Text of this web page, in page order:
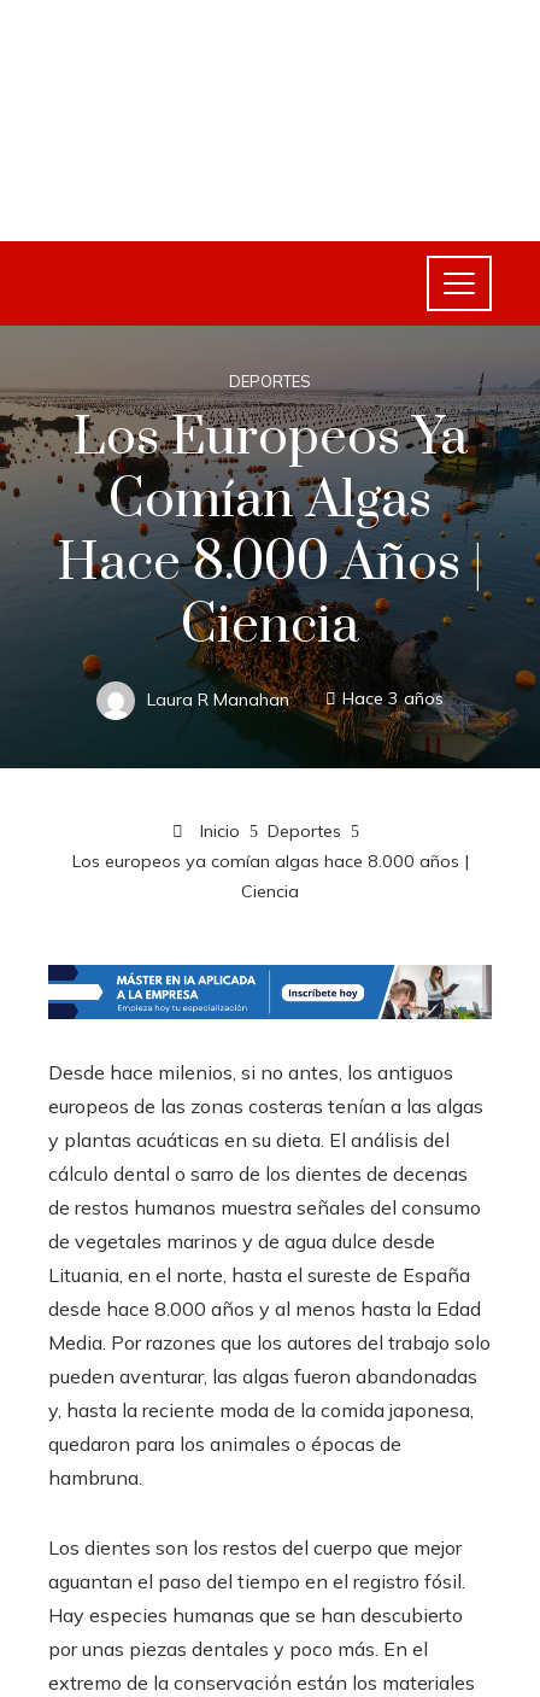
DEPORTES
Los Europeos Ya
Comían Algas
Hace 8.000 Años |
Ciencia
Laura R Manahan Hace 3 años
Inicio
Deportes
Los europeos ya comían algas hace 8.000 años |
Ciencia
Desde hace milenios, si no antes, los antiguos
europeos de las zonas costeras tenían a las algas
y plantas acuáticas en su dieta. El análisis del
cálculo dental o sarro de los dientes de decenas
de restos humanos muestra señales del consumo
de vegetales marinos y de agua dulce desde
Lituania, en el norte, hasta el sureste de España
desde hace 8.000 años y al menos hasta la Edad
Media. Por razones que los autores del trabajo solo
pueden aventurar, las algas fueron abandonadas
y, hasta la reciente moda de la comida japonesa,
quedaron para los animales o épocas de
hambruna.
Los dientes son los restos del cuerpo que mejor
aguantan el paso del tiempo en el registro fósil.
Hay especies humanas que se han descubierto
por unas piezas dentales y poco más. En el
extremo de la conservación están los materiales